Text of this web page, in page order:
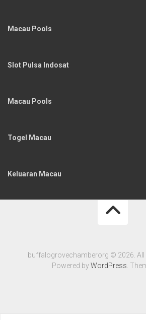
Macau Pools
Slot Pulsa Indosat
Macau Pools
Togel Macau
Keluaran Macau
buffalogrovechamberorg © 2026. All
Powered byWordPress .